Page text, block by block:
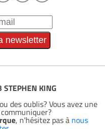
STEPHEN KING
des oublis? Vous avez une
, n'hésitez pas à nous